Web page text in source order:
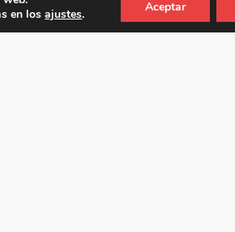
en losajustes. Aceptar